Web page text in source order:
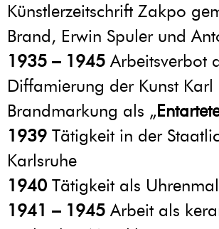
Künstlerzeitschrift Zakpo
Brand, Erwin Spuler und
1935 – 1945 Arbeitsverbot
Diffamierung der Kunst
Brandmarkung als „
1939 Tätigkeit in der
Karlsruhe
1940 Tätigkeit als
1941 – 1945 Arbeit als